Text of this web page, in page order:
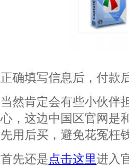
正确填写信息后，付款
当然肯定会有些小伙伴
心，这边中国区官网是
先用后买，避免花冤枉
首先还是点击这里进入